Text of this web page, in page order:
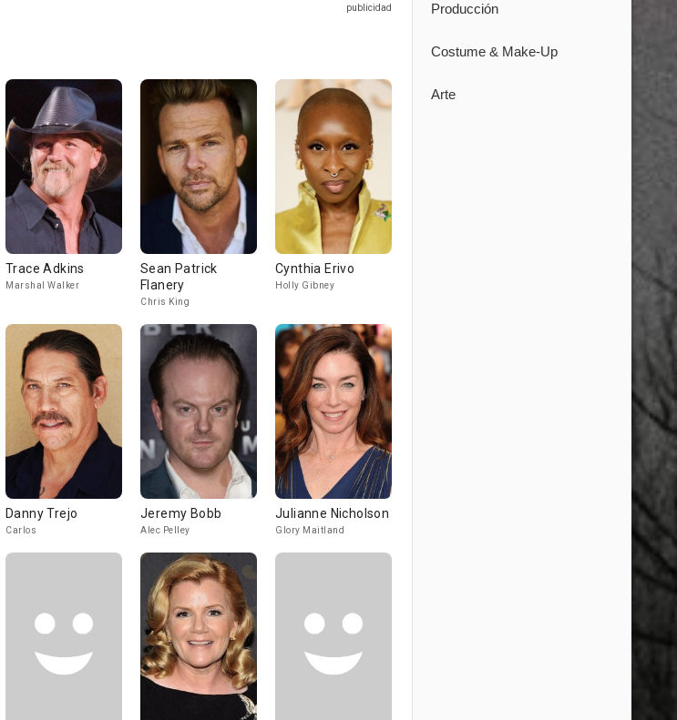
Trace Adkins
Marshal Walker
Sean Patrick
Flanery
Chris King
Cynthia Erivo
Holly Gibney
Danny Trejo
Carlos
Jeremy Bobb
Alec Pelley
Julianne Nicholson
Glory Maitland
Producción
Costume & Make-Up
Arte